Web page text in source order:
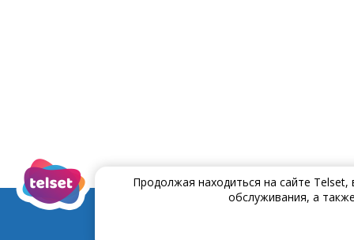
Продолжая находиться на сайте
обслуживания, а